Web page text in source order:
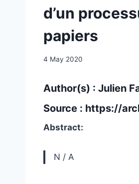
d’un
papiers
4 May 2020
Author(s) : Julien
Source : https://
Abstract:
N / A